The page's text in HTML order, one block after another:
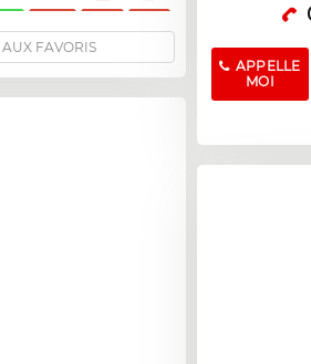
FAVORIS
APPELLE
MOI